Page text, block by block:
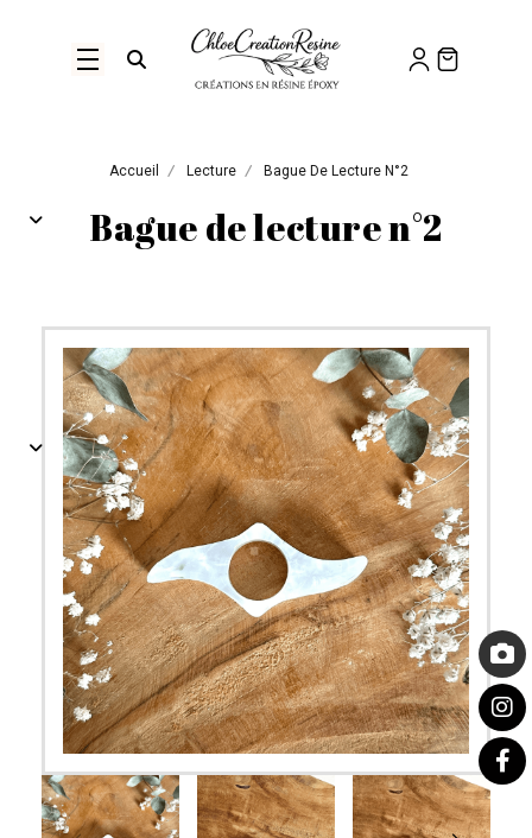
Ouvrir la recherche
Accueil Lecture Bague De Lecture N°2
Bague de lecture n°2